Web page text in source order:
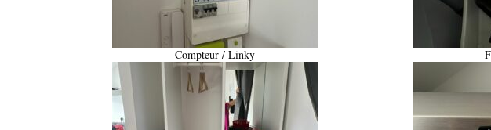
Compteur / Linky